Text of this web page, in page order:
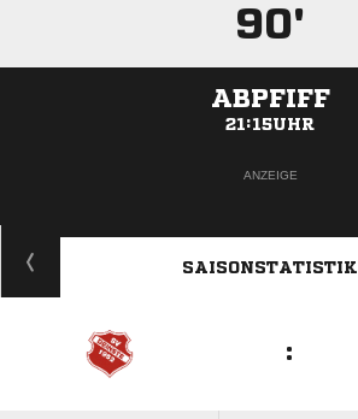
90'
ABPFIFF
21:15UHR
ANZEIGE
SAISONSTATISTIK
: